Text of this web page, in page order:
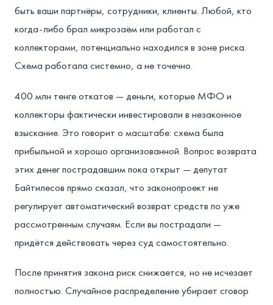
быть ваши партнёры, сотрудники, клиенты. Любой, кто
когда-либо брал микрозаём или работал с
коллекторами, потенциально находился в зоне риска.
Схема работала системно, а не точечно.
400 млн тенге откатов — деньги, которые МФО и
коллекторы фактически инвестировали в незаконное
взыскание. Это говорит о масштабе: схема была
прибыльной и хорошо организованной. Вопрос возврата
этих денег пострадавшим пока открыт — депутат
Байтилесов прямо сказал, что законопроект не
регулирует автоматический возврат средств по уже
рассмотренным случаям. Если вы пострадали —
придётся действовать через суд самостоятельно.
После принятия закона риск снижается, но не исчезает
полностью. Случайное распределение убирает сговор